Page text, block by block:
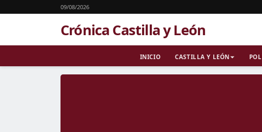
09/08/2026
Crónica Castilla y León
INICIO CASTILLA Y LEÓN